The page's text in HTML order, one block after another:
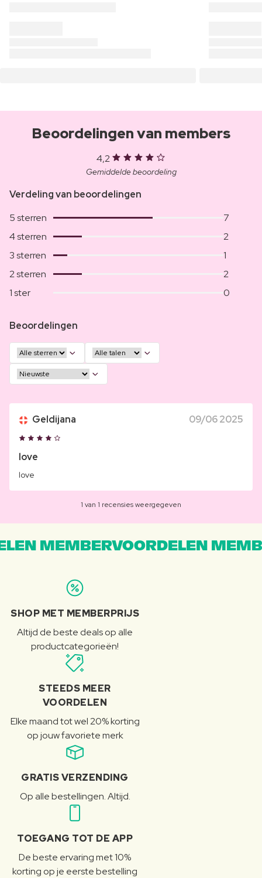
Beoordelingen van members
4,2
Gemiddelde beoordeling
Verdeling van beoordelingen
5 sterren
7
4 sterren
2
3 sterren
1
2 sterren
2
1 ster
0
Beoordelingen
Geldijana 09/06 2025
love
love
1 van 1 recensies weergegeven
MEMBERVOORDELEN
SHOP MET MEMBERPRIJS
Altijd de beste deals op alle
productcategorieën!
STEEDS MEER
VOORDELEN
Elke maand tot wel 20% korting
op jouw favoriete merk
GRATIS VERZENDING
Op alle bestellingen. Altijd.
TOEGANG TOT DE APP
De beste ervaring met 10%
korting op je eerste bestelling